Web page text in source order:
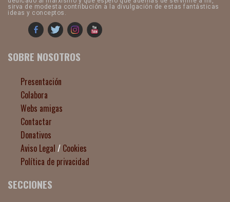
sirva de modesta contribución a la divulgación de estas fantásticas
ideas y conceptos.
SOBRE NOSOTROS
Presentación
Colabora
Webs amigas
Contactar
Donativos
Aviso Legal / Cookies
Política de privacidad
SECCIONES